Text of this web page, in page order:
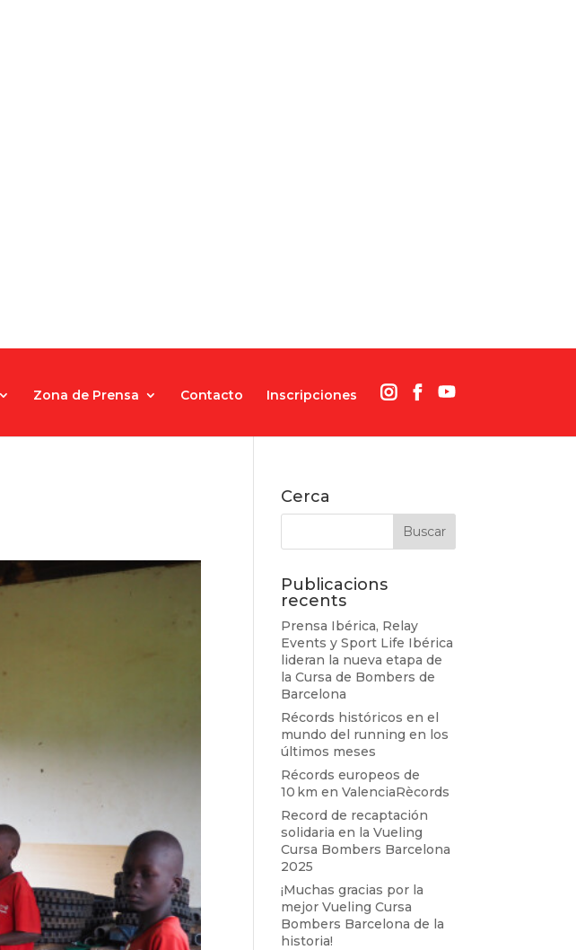
Zona de Prensa Contacto Inscripciones
Cerca
Publicacions
recents
Prensa Ibérica, Relay
Events y Sport Life Ibérica
lideran la nueva etapa de
la Cursa de Bombers de
Barcelona
Récords históricos en el
mundo del running en los
últimos meses
Récords europeos de
10 km en ValenciaRècords
Record de recaptación
solidaria en la Vueling
Cursa Bombers Barcelona
2025
¡Muchas gracias por la
mejor Vueling Cursa
Bombers Barcelona de la
historia!